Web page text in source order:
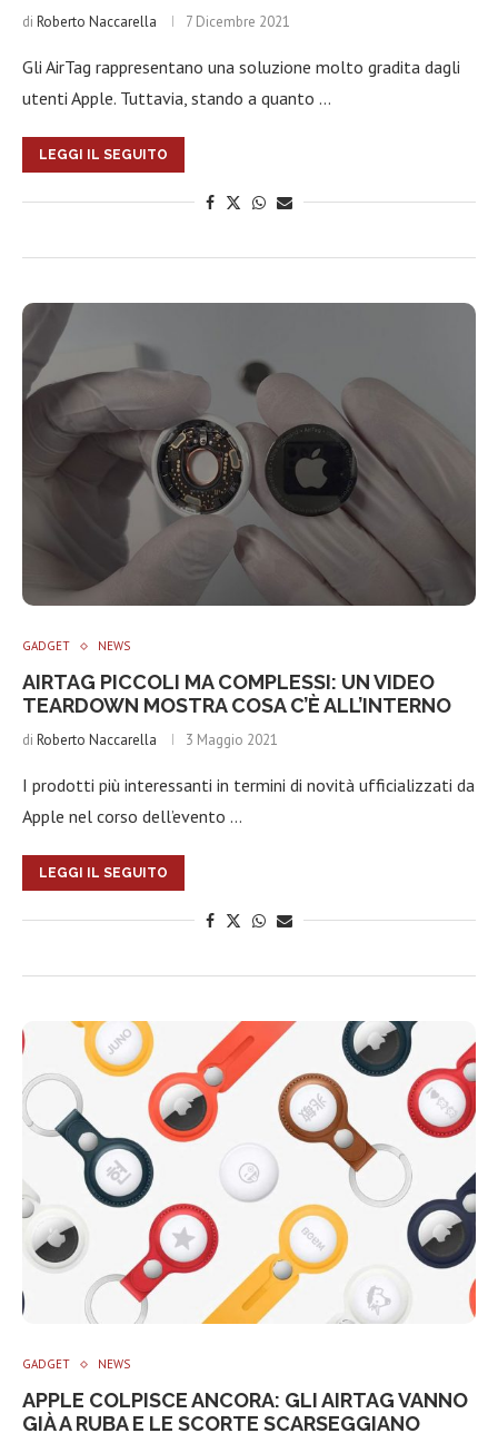
di Roberto Naccarella 7 Dicembre 2021
Gli AirTag rappresentano una soluzione molto gradita dagli
utenti Apple. Tuttavia, stando a quanto …
LEGGI IL SEGUITO
GADGET NEWS
AIRTAG PICCOLI MA COMPLESSI: UN VIDEO
TEARDOWN MOSTRA COSA C’È ALL’INTERNO
di Roberto Naccarella 3 Maggio 2021
I prodotti più interessanti in termini di novità ufficializzati da
Apple nel corso dell’evento …
LEGGI IL SEGUITO
GADGET NEWS
APPLE COLPISCE ANCORA: GLI AIRTAG VANNO
GIÀ A RUBA E LE SCORTE SCARSEGGIANO